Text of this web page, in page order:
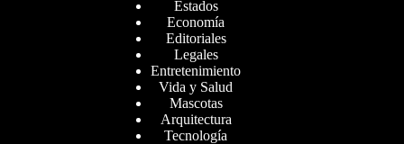
Estados
Economía
Editoriales
Legales
Entretenimiento
Vida y Salud
Mascotas
Arquitectura
Tecnología